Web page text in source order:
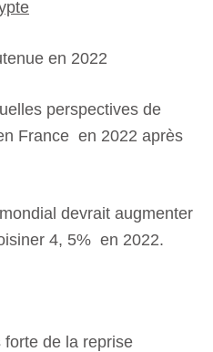
en 2022
perspectives de
France en 2022 après
devrait augmenter
4, 5% en 2022.
de la reprise